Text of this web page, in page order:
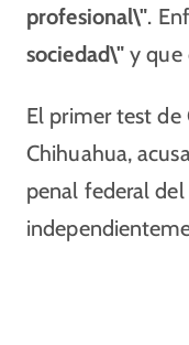
profesional\".
sociedad\" y que
El primer test
Chihuahua,
penal federal